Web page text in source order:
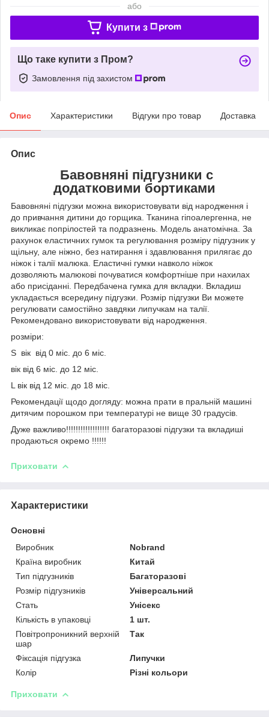
або
Купити з
Що таке купити з Пром?
Замовлення під захистом
Опис Характеристики Відгуки про товар Доставка
Опис
Бавовняні підгузники с
додатковими бортиками
Бавовняні підгузки можна використовувати від народження і
до привчання дитини до горщика. Тканина гіпоалергенна, не
викликає попрілостей та подразнень. Модель анатомічна. За
рахунок еластичних гумок та регулювання розміру підгузник у
щільну, але ніжно, без натирання і здавлювання прилягає до
ніжок і талії малюка. Еластичні гумки навколо ніжок
дозволяють малюкові почуватися комфортніше при нахилах
або присіданні. Передбачена гумка для вкладки. Вкладиш
укладається всередину підгузки. Розмір підгузки Ви можете
регулювати самостійно завдяки липучкам на талії.
Рекомендовано використовувати від народження.
розміри:
S вік від 0 міс. до 6 міс.
вік від 6 міс. до 12 міс.
L вік від 12 міс. до 18 міс.
Рекомендації щодо догляду: можна прати в пральній машині
дитячим порошком при температурі не вище 30 градусів.
Дуже важливо!!!!!!!!!!!!!!!!!! багаторазові підгузки та вкладиші
продаються окремо !!!!!!
Приховати
Характеристики
Основні
Виробник
Nobrand
Країна виробник
Китай
Тип підгузників
Багаторазові
Розмір підгузників
Універсальний
Стать
Унісекс
Кількість в упаковці
1 шт.
Повітропроникний верхній
шар
Так
Фіксація підгузка
Липучки
Колір
Різні кольори
Приховати